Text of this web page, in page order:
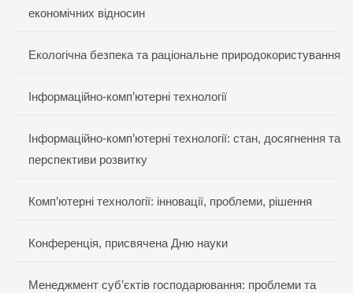
економічних відносин
Екологічна безпека та раціональне природокористування
Інформаційно-комп’ютерні технології
Інформаційно-комп’ютерні технології: стан, досягнення та
перспективи розвитку
Комп’ютерні технології: інновації, проблеми, рішення
Конференція, присвячена Дню науки
Менеджмент суб’єктів господарювання: проблеми та